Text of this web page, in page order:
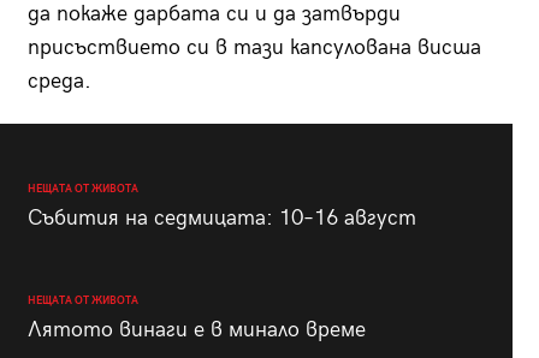
да покаже дарбата си и да затвърди
присъствието си в тази капсулована висша
среда.
НЕЩАТА ОТ ЖИВОТА
Събития на седмицата: 10–16 август
НЕЩАТА ОТ ЖИВОТА
Лятото винаги е в минало време